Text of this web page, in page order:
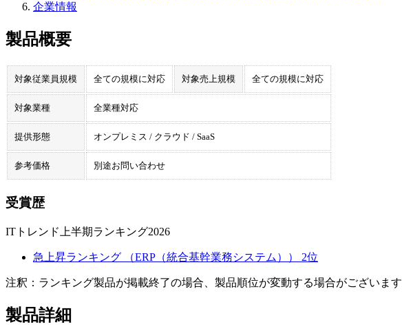
企業情報
製品概要
対象従業員規模 全ての規模に対応 対象売上規模 全ての規模に対応
対象業種 全業種対応
提供形態 オンプレミス / クラウド / SaaS
参考価格 別途お問い合わせ
受賞歴
ITトレンド上半期ランキング2026
急上昇ランキング （ERP（統合基幹業務システム）） 2位
注釈：ランキング製品が掲載終了の場合、製品順位が変動する場合がございます
製品詳細